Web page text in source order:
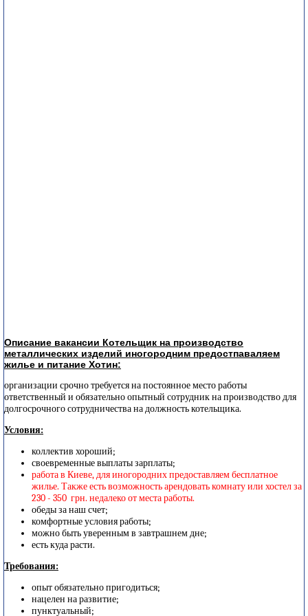
Описание вакансии Котельщик на производство
металлических изделий иногородним предостпаваляем
жилье и питание Хотин:
организации срочно требуется на постоянное место работы
ответственный и обязательно опытный сотрудник на производство для
долгосрочного сотрудничества на должность котельщика.
Условия:
коллектив хороший;
своевременные выплаты зарплаты;
работа в Киеве, для иногородних предоставляем бесплатное
жилье. Также есть возможность арендовать комнату или хостел за
230 - 350 грн. недалеко от места работы.
обеды за наш счет;
комфортные условия работы;
можно быть уверенным в завтрашнем дне;
есть куда расти.
Требования:
опыт обязательно пригодиться;
нацелен на развитие;
пунктуальный;